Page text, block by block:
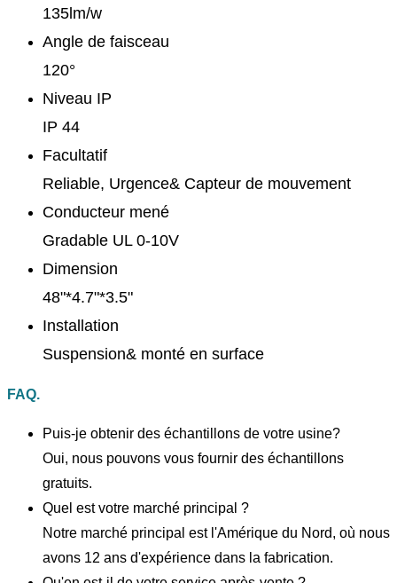
135lm/w
Angle de faisceau
120°
Niveau IP
IP 44
Facultatif
Reliable, Urgence& Capteur de mouvement
Conducteur mené
Gradable UL 0-10V
Dimension
48"*4.7"*3.5"
Installation
Suspension& monté en surface
FAQ.
Puis-je obtenir des échantillons de votre usine?
Oui, nous pouvons vous fournir des échantillons
gratuits.
Quel est votre marché principal ?
Notre marché principal est l'Amérique du Nord, où nous
avons 12 ans d'expérience dans la fabrication.